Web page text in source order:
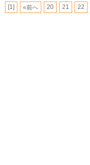
[1] «前へ 20 21 22